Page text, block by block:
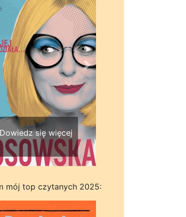
Dowiedz się więcej
Dalej
mój top czytanych 2025: